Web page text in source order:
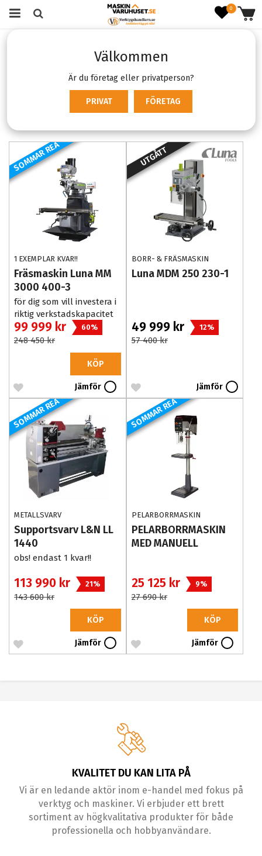
0
Välkommen
Är du företag eller privatperson?
PRIVAT FÖRETAG
Skärande verkstadsmaskiner
Skärande verkstadsmaskiner
Produktfiltrering Sortering
SOMMAR REA
1 EXEMPLAR KVAR!!
Fräsmaskin Luna MM
3000 400-3
för dig som vill investera i
riktig verkstadskapacitet
och köpa rätt direkt.
99 999 kr 60%
248 450 kr
KÖP
Jämför
UTGÅTT
BORR- & FRÄSMASKIN
Luna MDM 250 230-1
49 999 kr 12%
57 400 kr
Jämför
SOMMAR REA
METALLSVARV
Supportsvarv L&N LL
1440
obs! endast 1 kvar!!
113 990 kr 21%
143 600 kr
KÖP
Jämför
SOMMAR REA
PELARBORRMASKIN
PELARBORRMASKIN
MED MANUELL
25 125 kr 9%
27 690 kr
KÖP
Jämför
KVALITET DU KAN LITA PÅ
Vi är en ledande aktör inom e-handel med fokus på
verktyg och maskiner. Vi erbjuder ett brett
sortiment av högkvalitativa produkter för både
professionella och hobbyanvändare.